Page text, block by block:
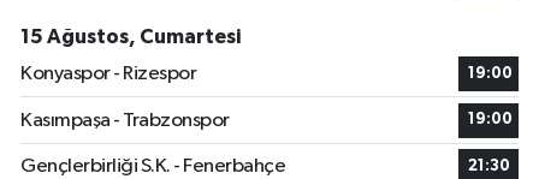
15 Ağustos, Cumartesi
Konyaspor - Rizespor
19:00
Kasımpaşa - Trabzonspor 19:00
Gençlerbirliği S.K. - Fenerbahçe 21:30